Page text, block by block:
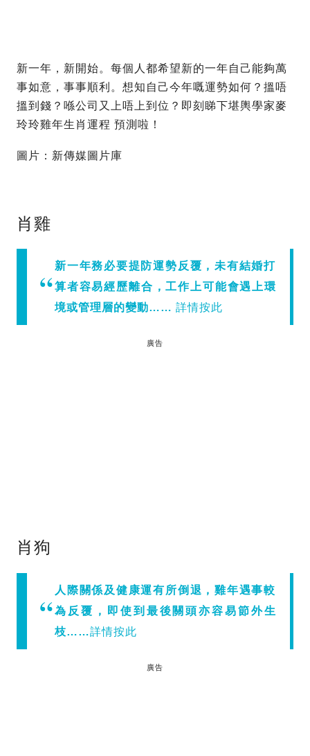
新一年，新開始。每個人都希望新的一年自己能夠萬
事如意，事事順利。想知自己今年嘅運勢如何？搵唔
搵到錢？喺公司又上唔上到位？即刻睇下堪輿學家麥
玲玲雞年生肖運程 預測啦！
圖片：新傳媒圖片庫
肖雞
新一年務必要提防運勢反覆，未有結婚打
算者容易經歷離合，工作上可能會遇上環
境或管理層的變動…… 詳情按此
廣告
肖狗
人際關係及健康運有所倒退，雞年遇事較
為反覆，即使到最後關頭亦容易節外生
枝……詳情按此
廣告